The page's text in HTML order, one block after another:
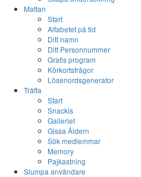
Mattan
Start
Alfabetet på tid
Ditt namn
Ditt Personnummer
Gratis program
Körkortsfrågor
Lösenordsgenerator
Träffa
Start
Snackis
Galleriet
Gissa Åldern
Sök medlemmar
Memory
Pajkastning
Slumpa användare